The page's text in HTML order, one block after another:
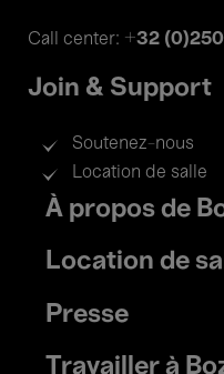
Call center: +32
Join & Support
Soutenez-nous
Location de salle
Footer
menu
À propos de
Location de
Presse
Travailler à